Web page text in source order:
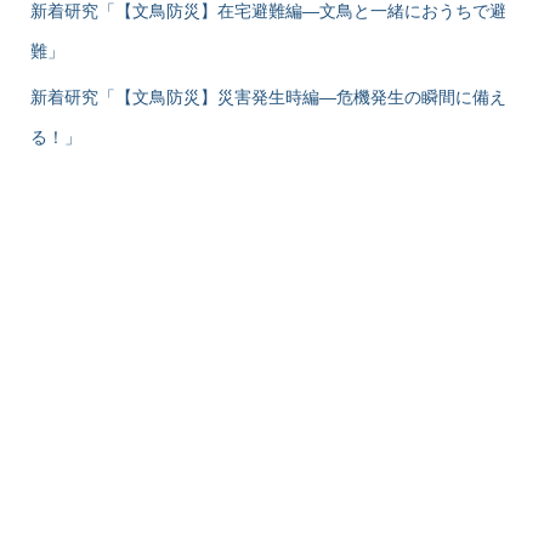
新着研究「【文鳥防災】在宅避難編―文鳥と一緒におうちで避
難」
新着研究「【文鳥防災】災害発生時編―危機発生の瞬間に備え
る！」